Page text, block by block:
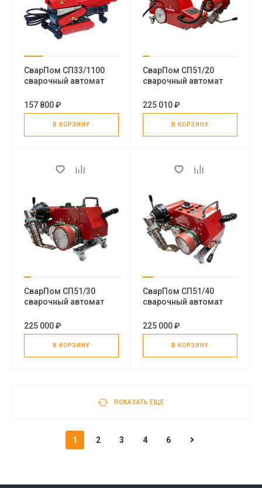
СварПом СП33/1100
сварочный автомат
157 800 ₽
В КОРЗИНУ
СварПом СП51/20
сварочный автомат
225 010 ₽
В КОРЗИНУ
СварПом СП51/30
сварочный автомат
225 000 ₽
В КОРЗИНУ
СварПом СП51/40
сварочный автомат
225 000 ₽
В КОРЗИНУ
ПОКАЗАТЬ ЕЩЕ
1 2 3 4 6